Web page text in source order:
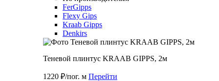
FerGipps
Flexy Gips
Kraab Gipps
Denkirs
Теневой плинтус KRAAB GIPPS, 2м
1220 ₽/пог. м Перейти